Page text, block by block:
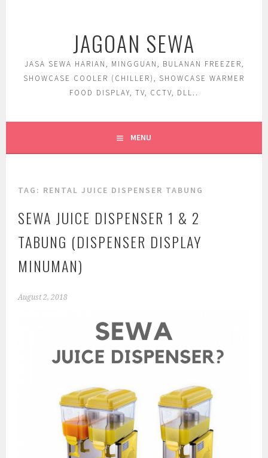
JAGOAN SEWA
JASA SEWA HARIAN, MINGGUAN, BULANAN FREEZER,
SHOWCASE COOLER (CHILLER), SHOWCASE WARMER
FOOD DISPLAY, TV, CCTV, DLL..
MENU
TAG: RENTAL JUICE DISPENSER TABUNG
SEWA JUICE DISPENSER 1 & 2
TABUNG (DISPENSER DISPLAY
MINUMAN)
August 2, 2018